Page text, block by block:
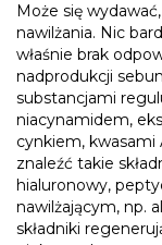
Może się
nawilżania. Nic
właśnie brak
nadprodukcji
substancjami
niacynamidem,
cynkiem,
znaleźć takie
hialuronowy,
nawilżającym, np.
składniki